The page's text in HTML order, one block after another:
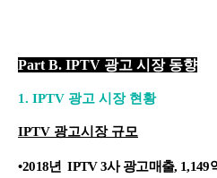
Part B. IPTV 광고 시장 동향
1. IPTV 광고 시장 현황
IPTV 광고시장 규모
•2018년 IPTV 3사 광고매출, 1,149